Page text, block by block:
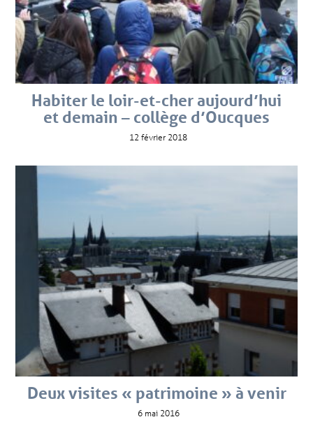
Habiter le loir-et-cher aujourd’hui
et demain – collège d’Oucques
12 février 2018
Deux visites « patrimoine » à venir
6 mai 2016